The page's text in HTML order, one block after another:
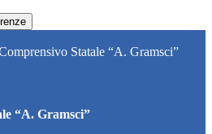
Statale “A. Gramsci”
“A. Gramsci”